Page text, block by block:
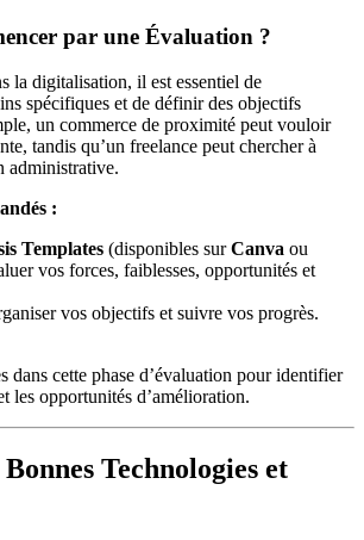
par une Évaluation ?
la digitalisation, il est essentiel de
spécifiques et de définir des objectifs
un commerce de proximité peut vouloir
tandis qu’un freelance peut chercher à
administrative.
:
Templates (disponibles surCanva ou
vos forces, faiblesses, opportunités et
vos objectifs et suivre vos progrès.
dans cette phase d’évaluation pour identifier
les opportunités d’amélioration.
Technologies et